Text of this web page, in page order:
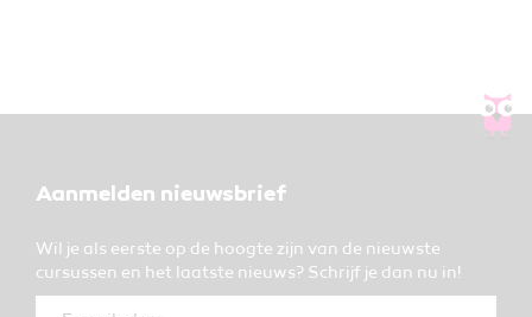
Aanmelden nieuwsbrief
Wil je als eerste op de hoogte zijn van de nieuwste
cursussen en het laatste nieuws? Schrijf je dan nu in!